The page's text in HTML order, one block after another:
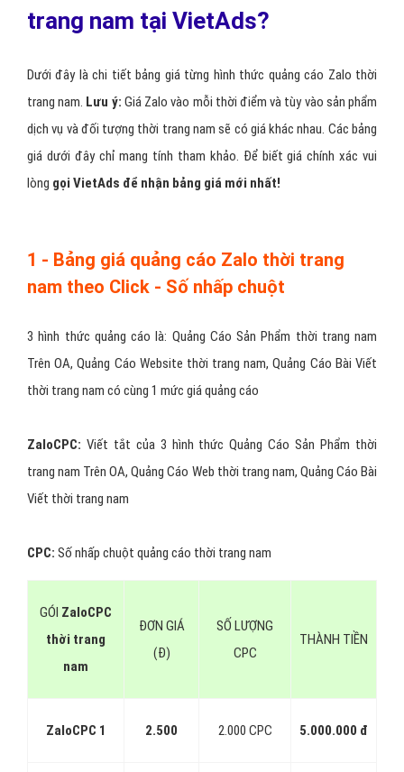
trang nam tại VietAds?
Dưới đây là chi tiết bảng giá từng hình thức quảng cáo Zalo thời
trang nam. Lưu ý: Giá Zalo vào mỗi thời điểm và tùy vào sản phẩm
dịch vụ và đối tượng thời trang nam sẽ có giá khác nhau. Các bảng
giá dưới đây chỉ mang tính tham khảo. Để biết giá chính xác vui
lòng gọi VietAds để nhận bảng giá mới nhất!
1 - Bảng giá quảng cáo Zalo thời trang
nam theo Click - Số nhấp chuột
3 hình thức quảng cáo là: Quảng Cáo Sản Phẩm thời trang nam
Trên OA, Quảng Cáo Website thời trang nam, Quảng Cáo Bài Viết
thời trang nam có cùng 1 mức giá quảng cáo
ZaloCPC: Viết tắt của 3 hình thức Quảng Cáo Sản Phẩm thời
trang nam Trên OA, Quảng Cáo Web thời trang nam, Quảng Cáo Bài
Viết thời trang nam
CPC: Số nhấp chuột quảng cáo thời trang nam
GÓI ZaloCPC
thời trang
nam
ĐƠN GIÁ
(Đ)
SỐ LƯỢNG
CPC
THÀNH TIỀN
ZaloCPC 1 2.500 2.000 CPC 5.000.000 đ